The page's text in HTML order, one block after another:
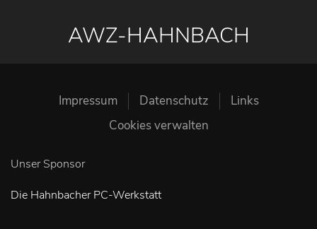
AWZ-HAHNBACH
Impressum Datenschutz
Links
Cookies verwalten
Unser Sponsor
Die Hahnbacher PC-Werkstatt